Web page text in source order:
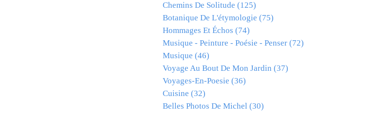
Chemins De Solitude (125)
Botanique De L'étymologie (75)
Hommages Et Échos (74)
Musique - Peinture - Poésie - Penser (72)
Musique (46)
Voyage Au Bout De Mon Jardin (37)
Voyages-En-Poesie (36)
Cuisine (32)
Belles Photos De Michel (30)